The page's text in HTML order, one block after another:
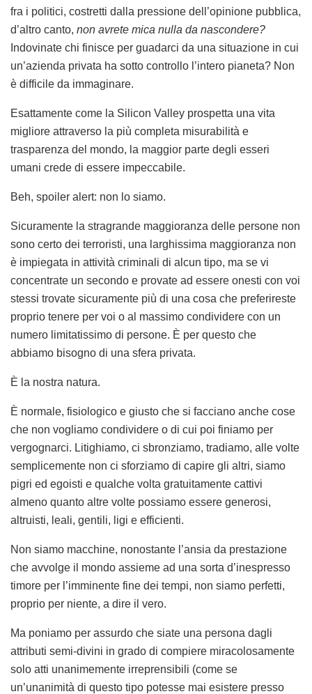
fra i politici, costretti dalla pressione dell’opinione pubblica,
d’altro canto, non avrete mica nulla da nascondere?
Indovinate chi finisce per guadarci da una situazione in cui
un’azienda privata ha sotto controllo l’intero pianeta? Non
è difficile da immaginare.
Esattamente come la Silicon Valley prospetta una vita
migliore attraverso la più completa misurabilità e
trasparenza del mondo, la maggior parte degli esseri
umani crede di essere impeccabile.
Beh, spoiler alert: non lo siamo.
Sicuramente la stragrande maggioranza delle persone non
sono certo dei terroristi, una larghissima maggioranza non
è impiegata in attività criminali di alcun tipo, ma se vi
concentrate un secondo e provate ad essere onesti con voi
stessi trovate sicuramente più di una cosa che preferireste
proprio tenere per voi o al massimo condividere con un
numero limitatissimo di persone. È per questo che
abbiamo bisogno di una sfera privata.
È la nostra natura.
È normale, fisiologico e giusto che si facciano anche cose
che non vogliamo condividere o di cui poi finiamo per
vergognarci. Litighiamo, ci sbronziamo, tradiamo, alle volte
semplicemente non ci sforziamo di capire gli altri, siamo
pigri ed egoisti e qualche volta gratuitamente cattivi
almeno quanto altre volte possiamo essere generosi,
altruisti, leali, gentili, ligi e efficienti.
Non siamo macchine, nonostante l’ansia da prestazione
che avvolge il mondo assieme ad una sorta d’inespresso
timore per l’imminente fine dei tempi, non siamo perfetti,
proprio per niente, a dire il vero.
Ma poniamo per assurdo che siate una persona dagli
attributi semi-divini in grado di compiere miracolosamente
solo atti unanimemente irreprensibili (come se
un’unanimità di questo tipo potesse mai esistere presso